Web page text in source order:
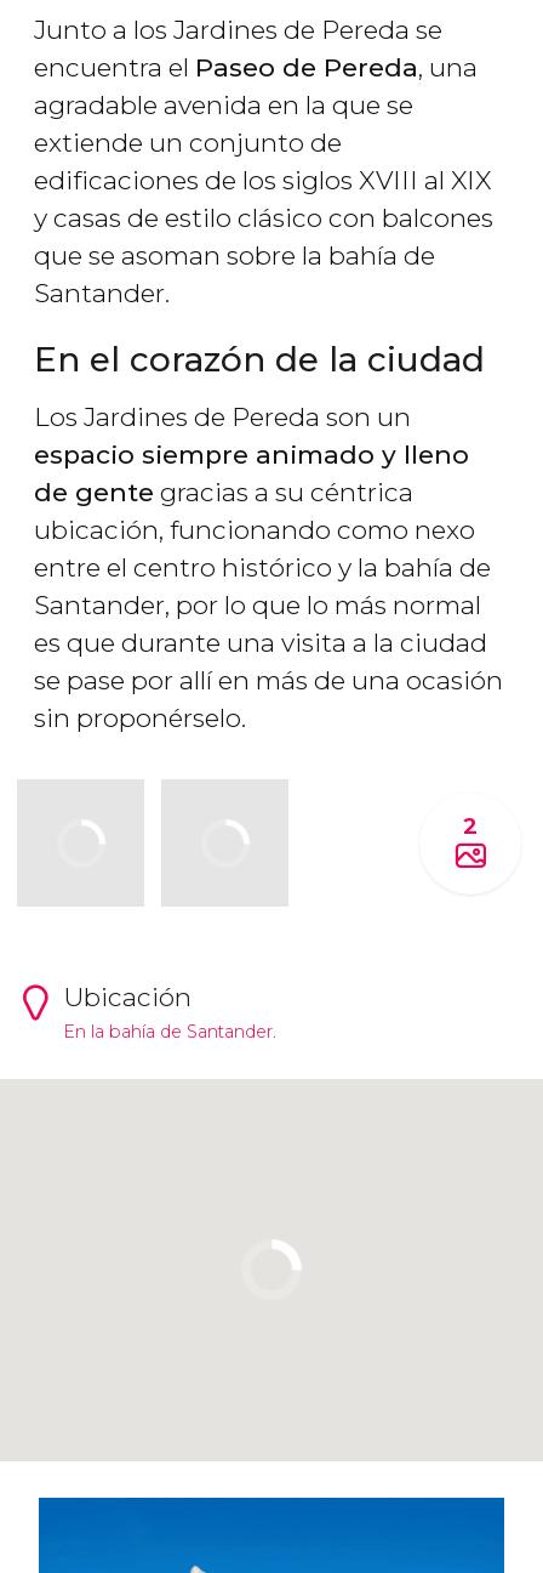
Junto a los Jardines de Pereda se
encuentra el Paseo de Pereda, una
agradable avenida en la que se
extiende un conjunto de
edificaciones de los siglos XVIII al XIX
y casas de estilo clásico con balcones
que se asoman sobre la bahía de
Santander.
En el corazón de la ciudad
Los Jardines de Pereda son un
espacio siempre animado y lleno
de gente gracias a su céntrica
ubicación, funcionando como nexo
entre el centro histórico y la bahía de
Santander, por lo que lo más normal
es que durante una visita a la ciudad
se pase por allí en más de una ocasión
sin proponérselo.
2
Ubicación
En la bahía de Santander.